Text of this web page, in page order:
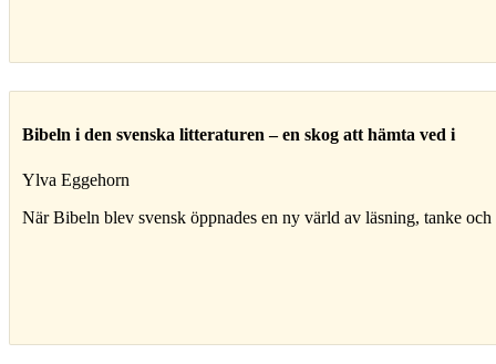
Bibeln i den svenska litteraturen – en skog att hämta ved i
Ylva Eggehorn
När Bibeln blev svensk öppnades en ny värld av läsning, tanke